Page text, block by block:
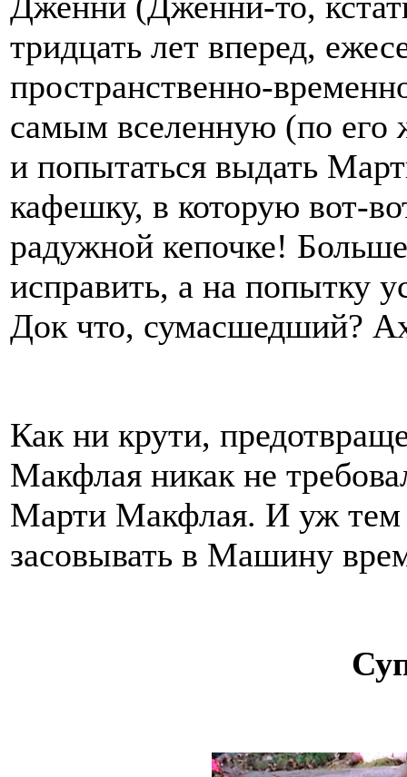
тридцать лет вперед,
пространственно-
самым вселенную (по
и попытаться выдать
кафешку, в которую вот-
радужной кепочке!
исправить, а на попытку
Док что, сумасшедший?
Как ни крути,
Макфлая никак не
Марти Макфлая. И уж тем
засовывать в Машину